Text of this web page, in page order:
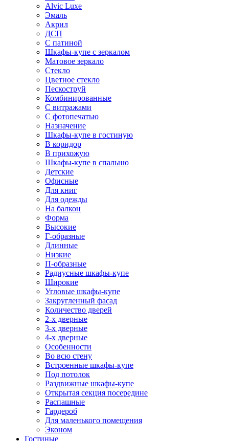
Alvic Luxe
Эмаль
Акрил
ДСП
С патиной
Шкафы-купе с зеркалом
Матовое зеркало
Стекло
Цветное стекло
Пескоструй
Комбинированные
С витражами
С фотопечатью
Назначение
Шкафы-купе в гостиную
В коридор
В прихожую
Шкафы-купе в спальню
Детские
Офисные
Для книг
Для одежды
На балкон
Форма
Высокие
Г-образные
Длинные
Низкие
П-образные
Радиусные шкафы-купе
Широкие
Угловые шкафы-купе
Закругленный фасад
Количество дверей
2-х дверные
3-х дверные
4-х дверные
Особенности
Во всю стену
Встроенные шкафы-купе
Под потолок
Раздвижные шкафы-купе
Открытая секция посередине
Распашные
Гардероб
Для маленького помещения
Эконом
Гостиные